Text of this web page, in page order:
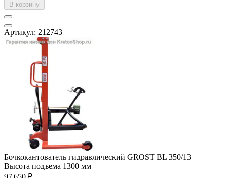
В корзину
Артикул: 212743
Бочкокантователь гидравлический GROST BL 350/13
Высота подъема 1300 мм